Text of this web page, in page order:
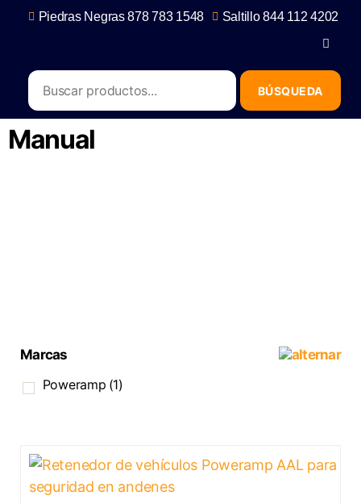
Piedras Negras 878 783 1548
Saltillo 844 112 4202
Manual
Marcas
Poweramp (1)